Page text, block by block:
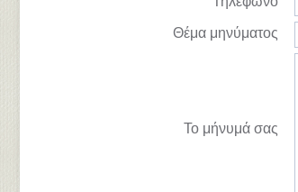
Θέμα μηνύματος
Το μήνυμά σας